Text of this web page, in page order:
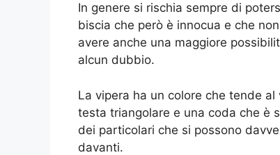
In genere si rischia sempre di
biscia che però è innocua e che
avere anche una maggiore
alcun dubbio.
La vipera ha un colore che tende
testa triangolare e una coda che è
dei particolari che si possono
davanti.